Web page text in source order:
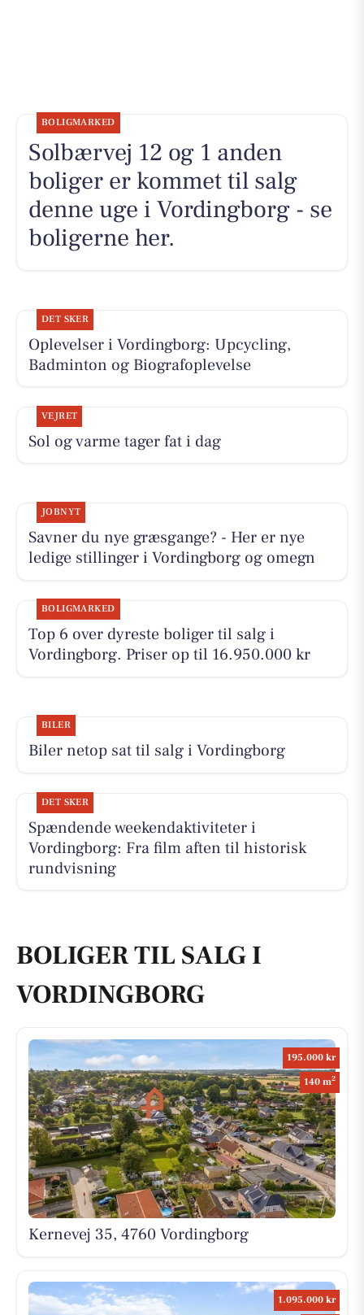
BOLIGMARKED
Solbærvej 12 og 1 anden
boliger er kommet til salg
denne uge i Vordingborg - se
boligerne her.
DET SKER
Oplevelser i Vordingborg: Upcycling,
Badminton og Biografoplevelse
VEJRET
Sol og varme tager fat i dag
JOBNYT
Savner du nye græsgange? - Her er nye
ledige stillinger i Vordingborg og omegn
BOLIGMARKED
Top 6 over dyreste boliger til salg i
Vordingborg. Priser op til 16.950.000 kr
BILER
Biler netop sat til salg i Vordingborg
DET SKER
Spændende weekendaktiviteter i
Vordingborg: Fra film aften til historisk
rundvisning
BOLIGER TIL SALG I
VORDINGBORG
195.000 kr
140 m2
Kernevej 35, 4760 Vordingborg
1.095.000 kr